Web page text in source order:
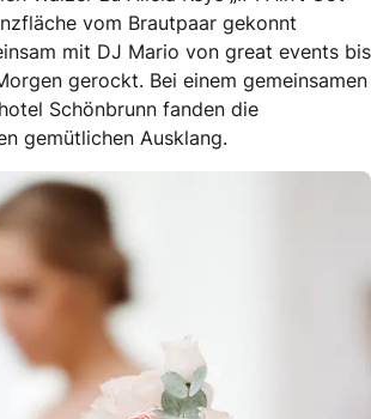
vom Brautpaar gekonnt
mit DJ Mario von great events bis
gerockt. Bei einem gemeinsamen
Schönbrunn fanden die
gemütlichen Ausklang.